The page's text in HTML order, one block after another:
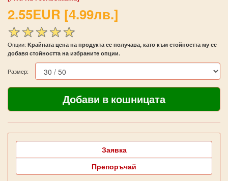
2.55EUR [4.99лв.]
Опции: Kрайната цена на продукта се получава, като към стойността му се
добавя стойността на избраните опции.
Размер:
Заявка
Препоръчай